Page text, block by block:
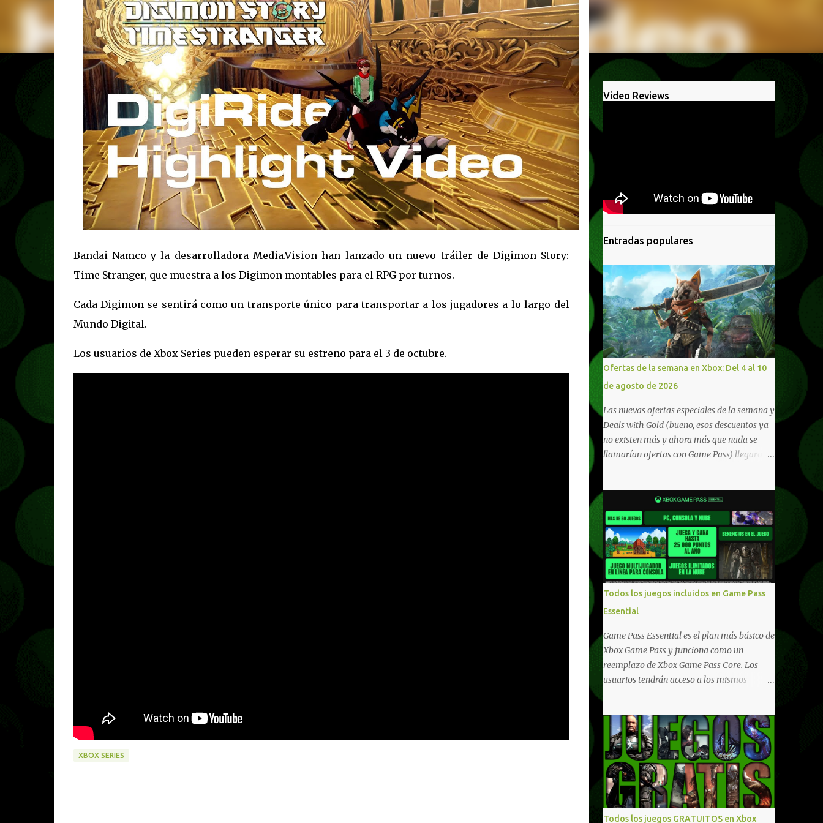
Bandai Namco y la desarrolladora Media.Vision han lanzado un nuevo tráiler de Digimon Story:
Time Stranger, que muestra a los Digimon montables para el RPG por turnos.
Cada Digimon se sentirá como un transporte único para transportar a los jugadores a lo largo del
Mundo Digital.
Los usuarios de Xbox Series pueden esperar su estreno para el 3 de octubre.
XBOX SERIES
Video Reviews
Entradas populares
Ofertas de la semana en Xbox: Del 4 al 10
de agosto de 2026
Las nuevas ofertas especiales de la semana y
Deals with Gold (bueno, esos descuentos ya
no existen más y ahora más que nada se
llamarían ofertas con Game Pass) llegaron a
10/11, varios de los juegos que están de
oferta también cuentan con soporte para
Xbox Play Anywhere, lo que nos permite
jugarlos y mantener un progreso
compartido en Windows PC y Xbox, y
tenemos un listado de juegos compatibles
por acá . ¿Aún necesitas una mano con las
compras? Tenemos un tutorial extenso o en
vídeo para que se quiten todas las dudas
generales de cómo hacer compras en Xbox .
Podes consultar un listado más completo de
promociones desde xbox.com. El post puede
tener actualizaciones regulares o cambios
Ofertas - Chile Ofertas - Colombia Ofertas
- México Ofertas - Estados Unidos Ofertas -
España Todas las ofertas de Xbox One
también aplican a Xbox Series, a excepción
de los jue...
Todos los juegos incluidos en Game Pass
Essential
Game Pass Essential es el plan más básico de
Xbox Game Pass y funciona como un
reemplazo de Xbox Game Pass Core. Los
usuarios tendrán acceso a los mismos
adicionales que fueron anunciados
recientemente. Essential incluirá como
novedades una serie de ventajas para
diferentes juegos free to play que están en
Xbox y PC, que van desde skins, desbloqueo
de personajes, paquetes de armas hasta
emotes, monedas virtuales y más para
Todos los juegos GRATUITOS en Xbox